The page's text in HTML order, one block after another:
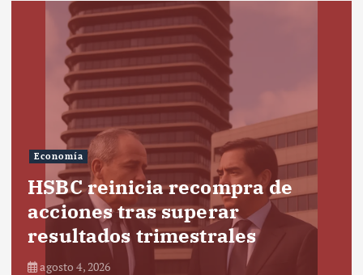
Economía
HSBC reinicia recompra de
acciones tras superar
resultados trimestrales
agosto 4, 2026